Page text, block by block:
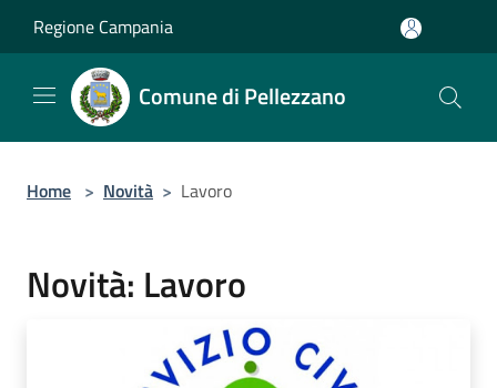
Regione Campania
Comune di Pellezzano
Home > Novità > Lavoro
Novità: Lavoro